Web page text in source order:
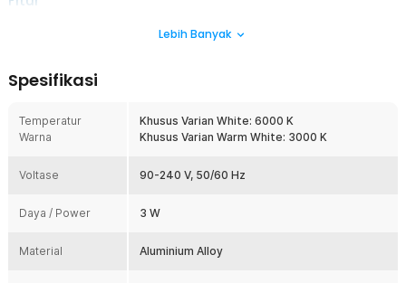
Pencahayaan Estetis untuk Taman di Malam Hari
TaffLED KU-02 mampu menciptakan atmosfer yang menawan di
sudut strategis untuk mendapatkan pencahayaan yang merata dan
menciptakan efek dramatis pada elemen-elemen taman, seperti
Teknologi Waterproof IP65 untuk Ketahanan Luar Ruangan
IP65, yang membuatnya tahan terhadap air hujan dan kondisi cuaca
ekstrem lainnya. Dengan material yang kokoh dan tahan lama, Anda
kerusakan akibat hujan atau kelembapan. Ini menjadikannya pilihan
Lebih Banyak
Spesifikasi
Temperatur
Warna
Khusus Varian White: 6000 K
Khusus Varian Warm White: 3000 K
Voltase 90-240 V, 50/60 Hz
Daya / Power 3 W
Material Aluminium Alloy